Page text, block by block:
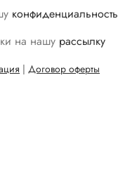
конфиденциальность
на нашу рассылку
| Договор оферты